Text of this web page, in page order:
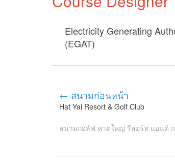
Electricity Generating
(EGAT)
← สนามก่อนหน้า
Hat Yai Resort & Golf Club
สนามกอล์ฟ หาดใหญ่ รีสอร์ท แอนด์